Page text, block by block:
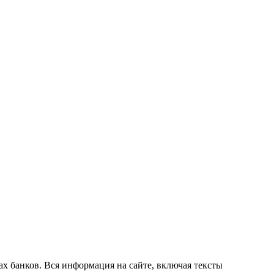
банков. Вся информация на сайте, включая тексты